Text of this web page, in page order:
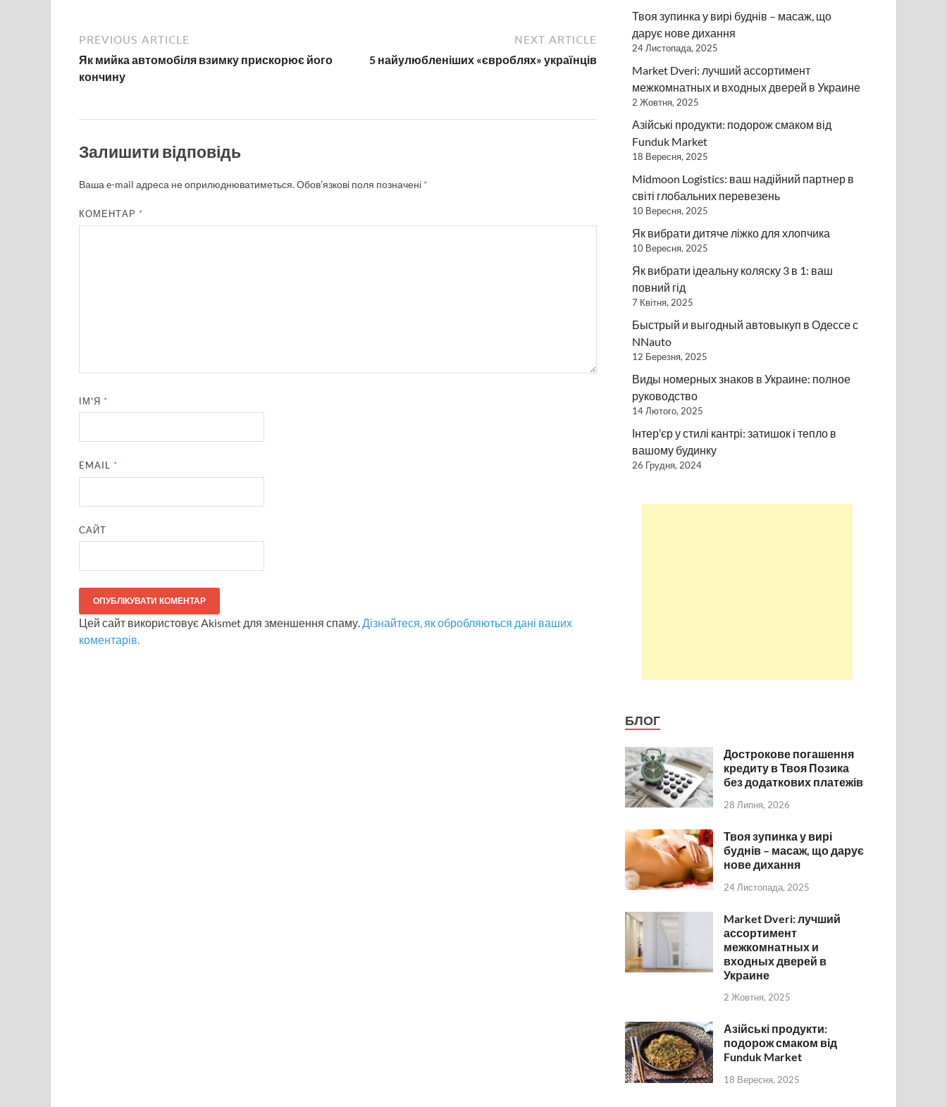
PREVIOUS ARTICLE
Як мийка автомобіля взимку прискорює його
кончину
NEXT ARTICLE
5 найулюбленіших «євроблях» українців
Залишити відповідь
Ваша e-mail адреса не оприлюднюватиметься.Обов’язкові поля позначені *
КОМЕНТАР *
ІМ'Я *
EMAIL *
САЙТ
Цей сайт використовує Akismet для зменшення спаму.Дізнайтеся, як обробляються дані ваших
коментарів.
Твоя зупинка у вирі буднів – масаж, що
дарує нове дихання
24 Листопада, 2025
Market Dveri: лучший ассортимент
межкомнатных и входных дверей в Украине
2 Жовтня, 2025
Азійські продукти: подорож смаком від
Funduk Market
18 Вересня, 2025
Midmoon Logistics: ваш надійний партнер в
світі глобальних перевезень
10 Вересня, 2025
Як вибрати дитяче ліжко для хлопчика
10 Вересня, 2025
Як вибрати ідеальну коляску 3 в 1: ваш
повний гід
7 Квітня, 2025
Быстрый и выгодный автовыкуп в Одессе с
NNauto
12 Березня, 2025
Виды номерных знаков в Украине: полное
руководство
14 Лютого, 2025
Інтер’єр у стилі кантрі: затишок і тепло в
вашому будинку
26 Грудня, 2024
БЛОГ
Дострокове погашення
кредиту в Твоя Позика
без додаткових платежів
28 Липня, 2026
Твоя зупинка у вирі
буднів – масаж, що дарує
нове дихання
24 Листопада, 2025
Market Dveri: лучший
ассортимент
межкомнатных и
входных дверей в
Украине
2 Жовтня, 2025
Азійські продукти:
подорож смаком від
Funduk Market
18 Вересня, 2025